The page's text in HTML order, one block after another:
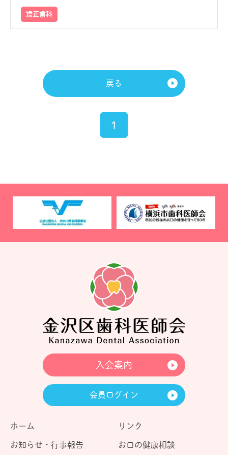
矯正歯科
戻る
1
入会案内
会員ログイン
ホーム
お知らせ・行事報告
リンク
お口の健康相談